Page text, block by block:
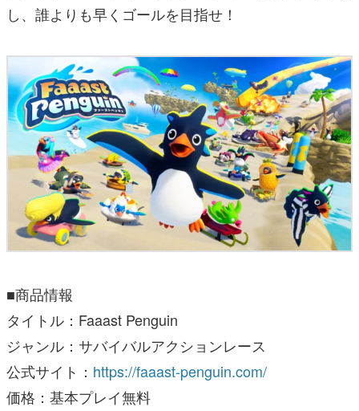
し、誰よりも早くゴールを目指せ！
■商品情報
タイトル：Faaast Penguin
ジャンル：サバイバルアクションレース
公式サイト： https://faaast-penguin.com/
価格：基本プレイ無料